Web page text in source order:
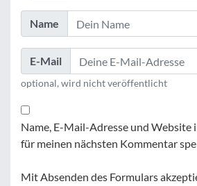
Name
E-Mail
optional, wird nicht veröffentlicht
Name, E-Mail-Adresse und Website
für meinen nächsten Kommentar
Mit Absenden des Formulars